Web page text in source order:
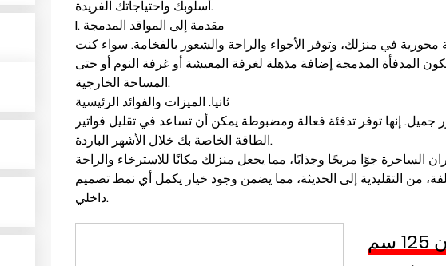
أسلوبك واحتياجاتك الفريدة.
I. مقدمة إلى المواقد المدمجة
في منزلك، وتوفر الأجواء والراحة والشعور بالفخامة. سواء كنت
المدفأة المدمجة إضافة مذهلة لغرفة المعيشة أو غرفة النوم أو حتى
المساحة الخارجية.
ثانيا. الميزات والفوائد الرئيسية
جميل. إنها توفر تدفئة فعالة ومضبوطة يمكن أن تساعد في تقليل فواتير
الطاقة الخاصة بك خلال الأشهر الباردة.
من التقليدية إلى الحديثة، مما يضمن وجود خيار يكمل أي نمط تصميم
داخلي.
وخيارات محيطة مختلفة، مما يسمح لك بتخصيص التصميم حسب